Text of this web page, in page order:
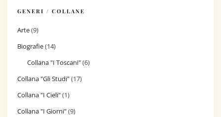
GENERI / COLLANE
Arte(9)
Biografie(14)
Collana "I Toscani"(6)
Collana "Gli Studi"(17)
Collana "I Cieli"(1)
Collana "I Giorni"(9)